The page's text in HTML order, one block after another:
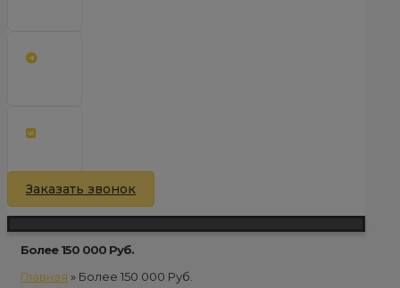
Заказать звонок
Более 150 000 Руб.
Главная » Более 150 000 Руб.